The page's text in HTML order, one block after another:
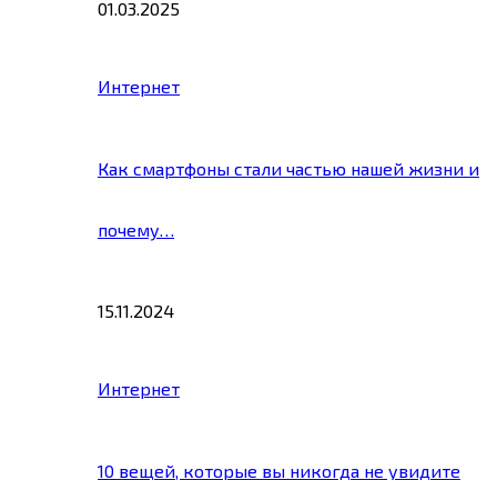
01.03.2025
Интернет
Как смартфоны стали частью нашей жизни и
почему…
15.11.2024
Интернет
10 вещей, которые вы никогда не увидите